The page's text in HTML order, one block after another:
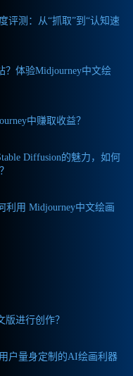
评测：从“抓取”到“认知速
？体验Midjourney中文绘
中赚取收益？
Diffusion的魅力，如何
利用 Midjourney中文绘画
进行创作？
户量身定制的AI绘画利器